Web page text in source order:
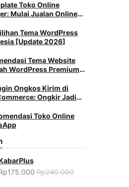
Toko Online
Mulai Jualan Online
Tema WordPress
[Update 2026]
Tema Website
WordPress Premium
Ongkos Kirim di
Ongkir Jadi
Toko Online
Rp240.000